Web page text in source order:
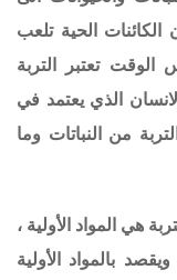
الكائنات الحية تلعب
الوقت تعتبر التربة
الذي يعتمد في
من النباتات وما
هي المواد الأولية ،
بالمواد الأولية